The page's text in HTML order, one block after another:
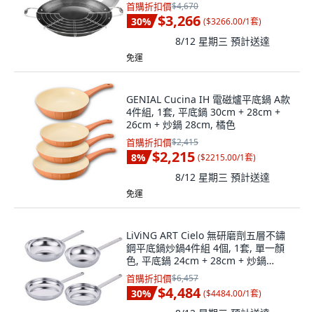
首購折扣價$4,670
30% $3,266 ($3266.00/1套)
8/12 星期三 預計送達
免運
GENIAL Cucina IH 電磁爐平底鍋 A款
4件組, 1套, 平底鍋 30cm + 28cm +
26cm + 炒鍋 28cm, 橘色
首購折扣價$2,415
8% $2,215 ($2215.00/1套)
8/12 星期三 預計送達
免運
LiViNG ART Cielo 無研磨劑五層不鏽
鋼平底鍋炒鍋4件組 4個, 1套, 單一顏
色, 平底鍋 24cm + 28cm + 炒鍋
24cm + 28cm
首購折扣價$6,457
30% $4,484 ($4484.00/1套)